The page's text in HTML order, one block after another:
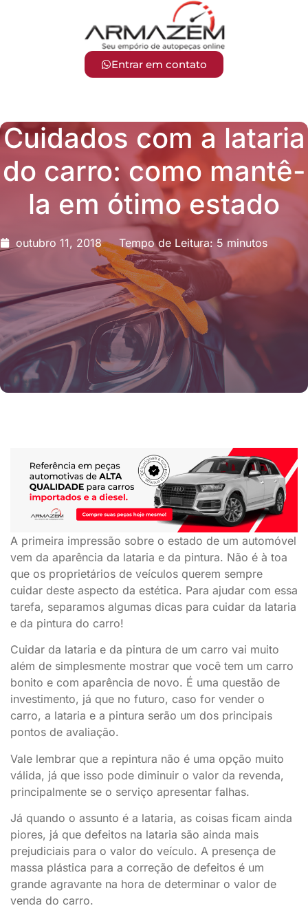
Entrar em contato
Cuidados com a lataria
do carro: como mantê-
la em ótimo estado
outubro 11, 2018 Tempo de Leitura: 5 minutos
A primeira impressão sobre o estado de um automóvel
vem da aparência da lataria e da pintura. Não é à toa
que os proprietários de veículos querem sempre
cuidar deste aspecto da estética. Para ajudar com essa
tarefa, separamos algumas dicas para cuidar da lataria
e da pintura do carro!
Cuidar da lataria e da pintura de um carro vai muito
além de simplesmente mostrar que você tem um carro
bonito e com aparência de novo. É uma questão de
investimento, já que no futuro, caso for vender o
carro, a lataria e a pintura serão um dos principais
pontos de avaliação.
Vale lembrar que a repintura não é uma opção muito
válida, já que isso pode diminuir o valor da revenda,
principalmente se o serviço apresentar falhas.
Já quando o assunto é a lataria, as coisas ficam ainda
piores, já que defeitos na lataria são ainda mais
prejudiciais para o valor do veículo. A presença de
massa plástica para a correção de defeitos é um
grande agravante na hora de determinar o valor de
venda do carro.